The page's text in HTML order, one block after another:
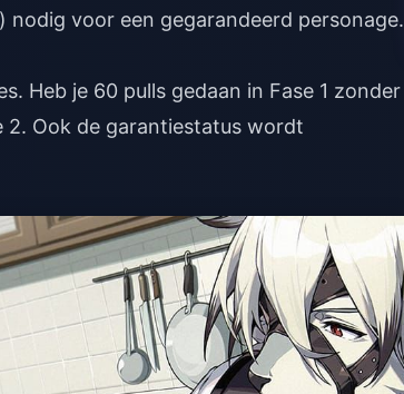
nodig voor een gegarandeerd personage.
Heb je 60 pulls gedaan in Fase 1 zonder
2. Ook de garantiestatus wordt